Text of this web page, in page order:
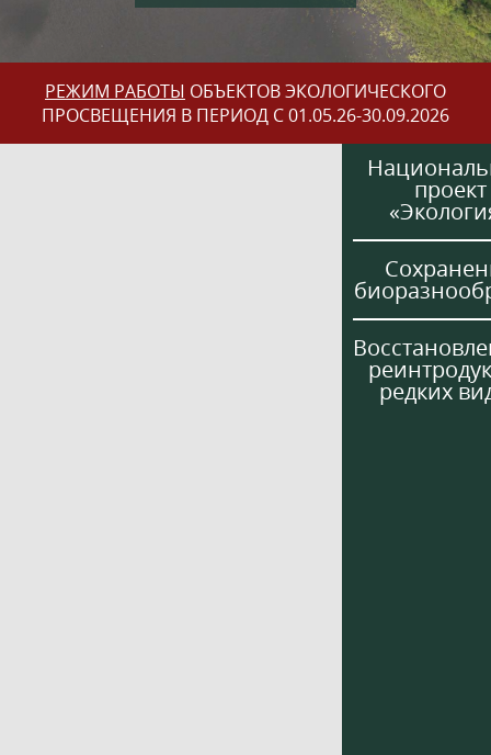
РЕЖИМ РАБОТЫ ОБЪЕКТОВ ЭКОЛОГИЧЕСКОГО
ПРОСВЕЩЕНИЯ В ПЕРИОД С 01.05.26-30.09.2026
проект
редких